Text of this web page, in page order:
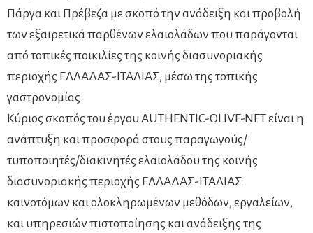
Πάργα και Πρέβεζα με σκοπό την ανάδειξη και προβολή
των εξαιρετικά παρθένων ελαιολάδων που παράγονται
από τοπικές ποικιλίες της κοινής διασυνοριακής
περιοχής ΕΛΛΑΔΑΣ-ΙΤΑΛΙΑΣ, μέσω της τοπικής
γαστρονομίας.
Κύριος σκοπός του έργου AUTHENTIC-OLIVE-NET είναι η
ανάπτυξη και προσφορά στους παραγωγούς/
τυποποιητές/διακινητές ελαιολάδου της κοινής
διασυνοριακής περιοχής ΕΛΛΑΔΑΣ-ΙΤΑΛΙΑΣ
καινοτόμων και ολοκληρωμένων μεθόδων, εργαλείων,
και υπηρεσιών πιστοποίησης και ανάδειξης της